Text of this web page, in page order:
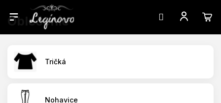
PrejsťOblečenie
Tričká
Nohavice